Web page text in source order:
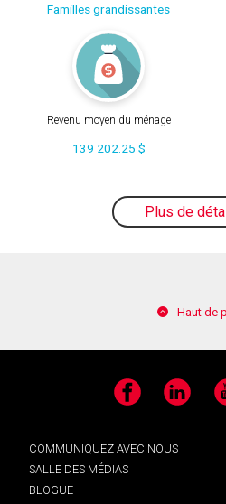
Familles grandissantes
Revenu moyen du ménage
139 202.25 $
Plus de
Haut de
Facebook LinkedIn
COMMUNIQUEZ AVEC NOUS
SALLE DES MÉDIAS
BLOGUE